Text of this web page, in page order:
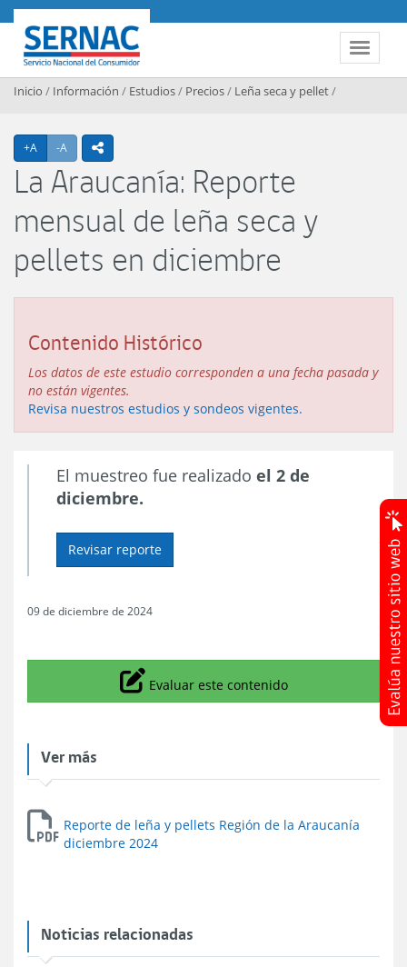
Contenido principal
Toggle
SERNAC
Inicio / Información / Estudios/ Precios/ Leña seca y pellet/
+A Agrandar texto
-A Achicar textoicono compartir
La Araucanía: Reporte
mensual de leña seca y
pellets en diciembre
Contenido Histórico
Los datos de este estudio corresponden a una fecha pasada y
no están vigentes.
Revisa nuestros estudios y sondeos vigentes.
El muestreo fue realizado el 2 de
diciembre.
Revisar reporte
09 de diciembre de 2024
Icono
Evaluar este contenido
Ver más
Reporte de leña y pellets Región de la Araucanía
diciembre 2024
Noticias relacionadas